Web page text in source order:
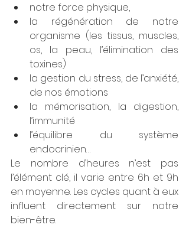
notre force physique,
la régénération de notre
organisme (les tissus, muscles,
os, la peau, l’élimination des
toxines)
la gestion du stress, de l’anxiété,
de nos émotions
la mémorisation, la digestion,
l’immunité
l’équilibre du système
endocrinien…
Le nombre d’heures n’est pas
l’élément clé, il varie entre 6h et 9h
en moyenne. Les cycles quant à eux
influent directement sur notre
bien-être.